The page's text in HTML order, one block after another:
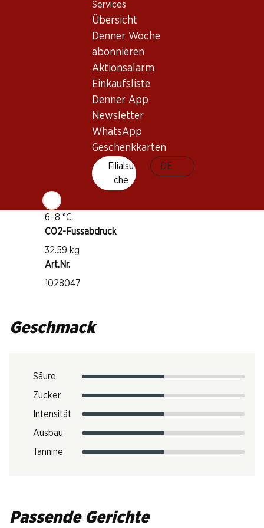
Services
Übersicht
Denner Woche
abonnieren
Aktionsalarm
Einkaufsliste
Denner App
Newsletter
WhatsApp
Geschenkkarten
Filialsu
che
DE
Wissenswertes
Trinktemperatur
6–8 °C
CO2-Fussabdruck
32.59 kg
Art.Nr.
1028047
Geschmack
Säure
Zucker
Intensität
Ausbau
Tannine
Passende Gerichte